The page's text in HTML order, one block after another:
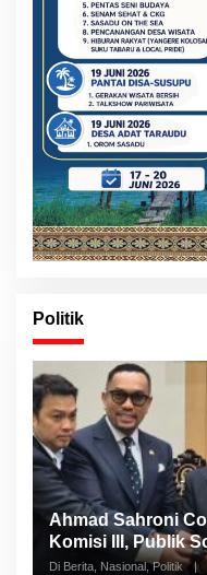
Politik
Ahmad Sahroni
Komisi III, Publik
Di Berita, Nasional, Politik |